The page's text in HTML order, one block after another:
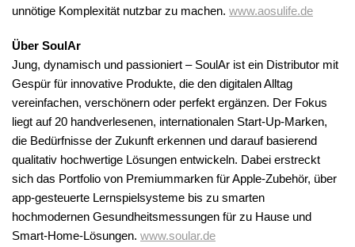
unnötige Komplexität nutzbar zu machen. www.aosulife.de
Über SoulAr
Jung, dynamisch und passioniert – SoulAr ist ein Distributor mit
Gespür für innovative Produkte, die den digitalen Alltag
vereinfachen, verschönern oder perfekt ergänzen. Der Fokus
liegt auf 20 handverlesenen, internationalen Start-Up-Marken,
die Bedürfnisse der Zukunft erkennen und darauf basierend
qualitativ hochwertige Lösungen entwickeln. Dabei erstreckt
sich das Portfolio von Premiummarken für Apple-Zubehör, über
app-gesteuerte Lernspielsysteme bis zu smarten
hochmodernen Gesundheitsmessungen für zu Hause und
Smart-Home-Lösungen. www.soular.de